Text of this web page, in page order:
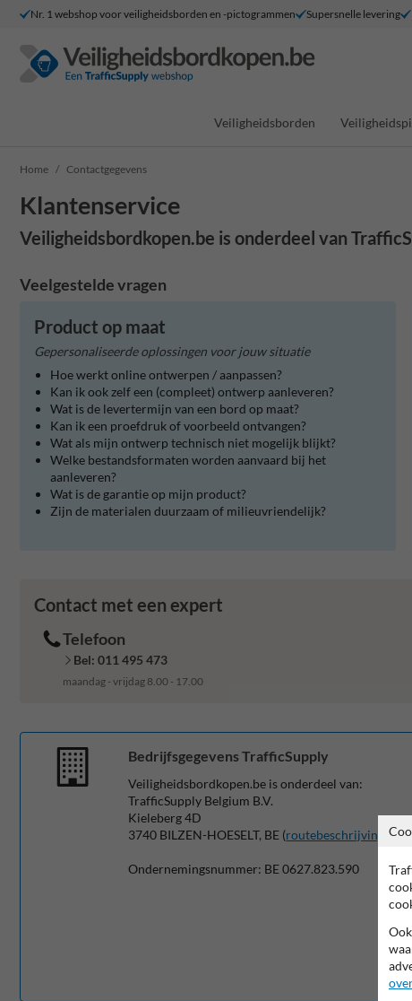
Nr. 1 webshop voor veiligheidsborden en -pictogrammen Supersnelle levering
Veiligheidsborden
Home Contactgegevens
Klantenservice
Veiligheidsbordkopen.be is onderdeel van
Veelgestelde vragen
Product op maat
Gepersonaliseerde oplossingen voor jouw situatie
Hoe werkt online ontwerpen / aanpassen?
Kan ik ook zelf een (compleet) ontwerp aanleveren?
Wat is de levertermijn van een bord op maat?
Kan ik een proefdruk of voorbeeld ontvangen?
Wat als mijn ontwerp technisch niet mogelijk blijkt?
Welke bestandsformaten worden aanvaard bij het
aanleveren?
Wat is de garantie op mijn product?
Zijn de materialen duurzaam of milieuvriendelijk?
Contact met een expert
Telefoon
Bel: 011 495 473
maandag - vrijdag 8.00 - 17.00
Bedrijfsgegevens TrafficSupply
Veiligheidsbordkopen.be is onderdeel van:
TrafficSupply Belgium B.V.
Kieleberg 4D
3740 BILZEN-HOESELT, BE (routebeschrijving
Ondernemingsnummer: BE 0627.823.590